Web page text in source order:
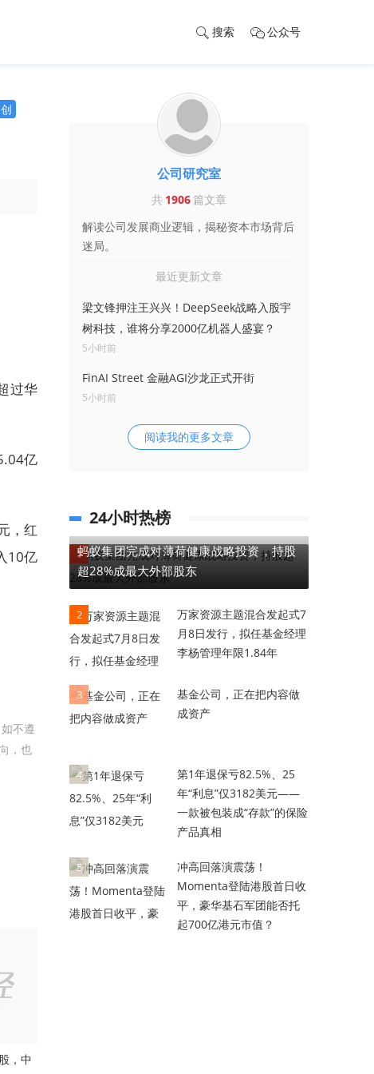
搜索 公众号
过华
亿
，红
10亿
不遵
，也
，中
公司研究室
共 1906篇文章
解读公司发展商业逻辑，揭秘资本市场背后
迷局。
最近更新文章
梁文锋押注王兴兴！DeepSeek战略入股宇
树科技，谁将分享2000亿机器人盛宴？
5小时前
FinAI Street 金融AGI沙龙正式开街
5小时前
阅读我的更多文章
24小时热榜
1
蚂蚁集团完成对薄荷健康战略投资，持股
超28%成最大外部股东
2
万家资源主题混合发起式7
月8日发行，拟任基金经理
李杨管理年限1.84年
3
基金公司，正在把内容做
成资产
4
第1年退保亏82.5%、25
年“利息”仅3182美元——
一款被包装成“存款”的保险
产品真相
5
冲高回落演震荡！
Momenta登陆港股首日收
平，豪华基石军团能否托
起700亿港元市值？